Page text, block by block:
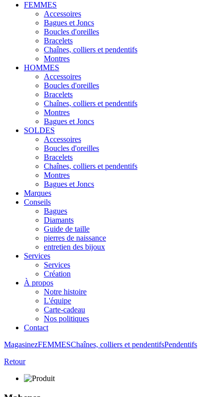
FEMMES
Accessoires
Bagues et Joncs
Boucles d'oreilles
Bracelets
Chaînes, colliers et pendentifs
Montres
HOMMES
Accessoires
Boucles d'oreilles
Bracelets
Chaînes, colliers et pendentifs
Montres
Bagues et Joncs
SOLDES
Accessoires
Boucles d'oreilles
Bracelets
Chaînes, colliers et pendentifs
Montres
Bagues et Joncs
Marques
Conseils
Bagues
Diamants
Guide de taille
pierres de naissance
entretien des bijoux
Services
Services
Création
À propos
Notre histoire
L'équipe
Carte-cadeau
Nos politiques
Contact
MagasinezFEMMESChaînes, colliers et pendentifsPendentifs
Retour